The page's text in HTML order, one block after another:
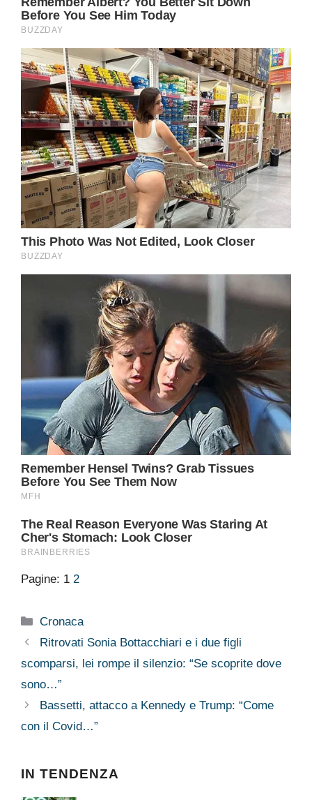
Pagine: 1 2
Categorie
Cronaca
Ritrovati Sonia Bottacchiari e i due figli
scomparsi, lei rompe il silenzio: “Se scoprite dove
sono…”
Bassetti, attacco a Kennedy e Trump: “Come
con il Covid…”
IN TENDENZA